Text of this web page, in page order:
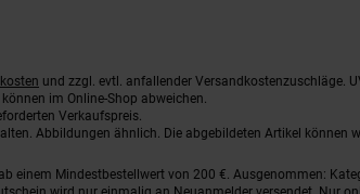
und zzgl. evtl. anfallender Versandkostenzuschläge.
im Online-Shop abweichen.
Verkaufspreis.
Abbildungen ähnlich. Die abgebildeten Artikel können
einem Mindestbestellwert von 200 €. Ausgenommen: